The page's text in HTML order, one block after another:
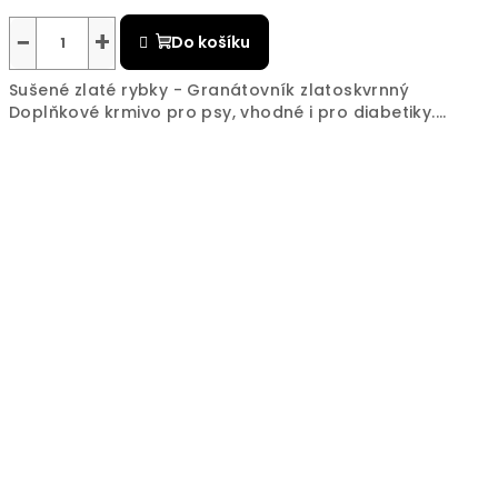
+
− Do košíku
Sušené zlaté rybky - Granátovník zlatoskvrnný
Doplňkové krmivo pro psy, vhodné i pro diabetiky....